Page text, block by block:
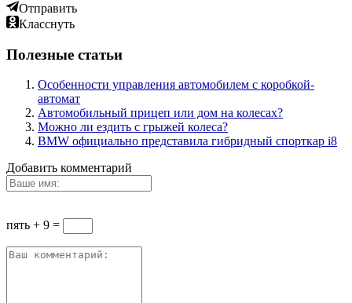
Отправить
Класснуть
Полезные статьи
Особенности управления автомобилем с коробкой-
автомат
Автомобильный прицеп или дом на колесах?
Можно ли ездить с грыжей колеса?
BMW официально представила гибридный спорткар i8
Добавить комментарий
пять + 9 =